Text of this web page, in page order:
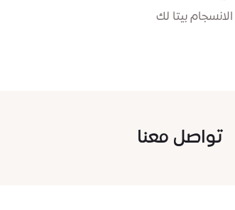
بيتا لك
تواصل معنا